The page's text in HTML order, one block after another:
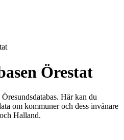
Örestat
Här kan du
om kommuner och dess invånare
Halland.